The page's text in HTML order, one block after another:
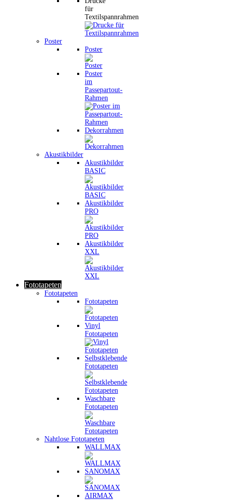
für
Textilspannrahmen
Poster
Poster
Poster
im
Passepartout-
Rahmen
Dekorrahmen
Akustikbilder
Akustikbilder
BASIC
Akustikbilder
PRO
Akustikbilder
XXL
Fototapeten
Fototapeten
Fototapeten
Vinyl
Fototapeten
Selbstklebende
Fototapeten
Waschbare
Fototapeten
Nahtlose Fototapeten
WALLMAX
SANOMAX
AIRMAX